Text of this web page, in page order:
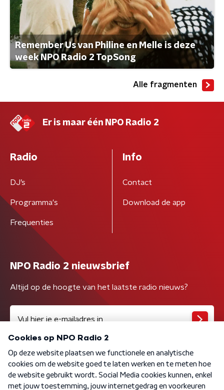
Remember Us van Philine en Melle is deze
week NPO Radio 2 TopSong
Alle fragmenten
Er is maar één NPO Radio 2
Radio
DJ’s
Programma's
Frequenties
Info
Contact
Download de app
NPO Radio 2 nieuwsbrief
Altijd op de hoogte van het laatste radio nieuws?
Algemene voorwaarden